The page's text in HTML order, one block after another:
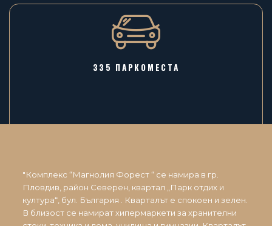
335 ПАРКОМЕСТА
"Комплекс “Магнолия Форест “ се намира в гр.
Пловдив, район Северен, квартал „Парк отдих и
култура“, бул. България . Кварталът е спокоен и зелен.
В близост се намират хипермаркети за хранителни